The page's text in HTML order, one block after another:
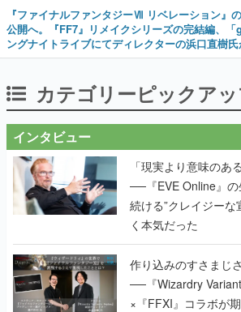
『ファイナルファンタジーⅦ リベレーション』
公開へ。『FF7』リメイクシリーズの完結編、
ングナイトライブにてディレクターの浜口直樹
カテゴリーピックア
インタビュー
「現実より意味のあ
──『EVE Online』
続ける”クレイジーな
く本気だった
作り込みのすさまじ
──『Wizardry
×『FFXI』コラボが